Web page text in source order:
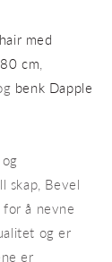
med
cm
benk Dapple
skap, Bevel
for å nevne
og er
er